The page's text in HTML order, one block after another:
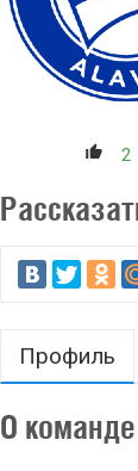
2
Профиль
О команде